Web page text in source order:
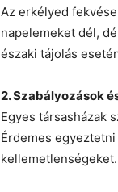
Az erkélyed
napelemeket dél,
északi tájolás
2. Szabályozások
Egyes társasházak
Érdemes
kellemetlenségeket.